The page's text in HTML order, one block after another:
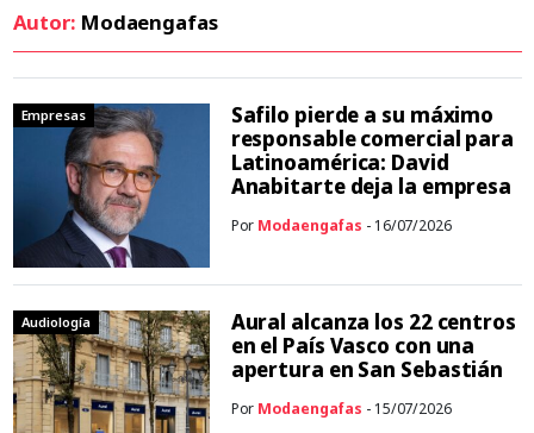
Autor: Modaengafas
Empresas
Safilo pierde a su máximo
responsable comercial para
Latinoamérica: David
Anabitarte deja la empresa
Por Modaengafas - 16/07/2026
Audiología
Aural alcanza los 22 centros
en el País Vasco con una
apertura en San Sebastián
Por Modaengafas - 15/07/2026